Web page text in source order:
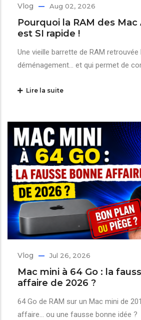
Vlog Aug 02, 2026
Pourquoi la RAM des Mac
est SI rapide !
Une vieille barrette de RAM retrouvée
déménagement… et qui permet de
Lire la suite
Vlog Jul 26, 2026
Mac mini à 64 Go : la
affaire de 2026 ?
64 Go de RAM sur un Mac mini de
affaire… ou une fausse bonne idée ?